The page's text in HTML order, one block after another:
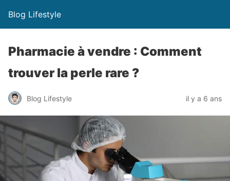
Blog Lifestyle
Pharmacie à vendre : Comment
trouver la perle rare ?
Blog Lifestyle il y a 6 ans